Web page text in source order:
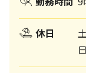
休日